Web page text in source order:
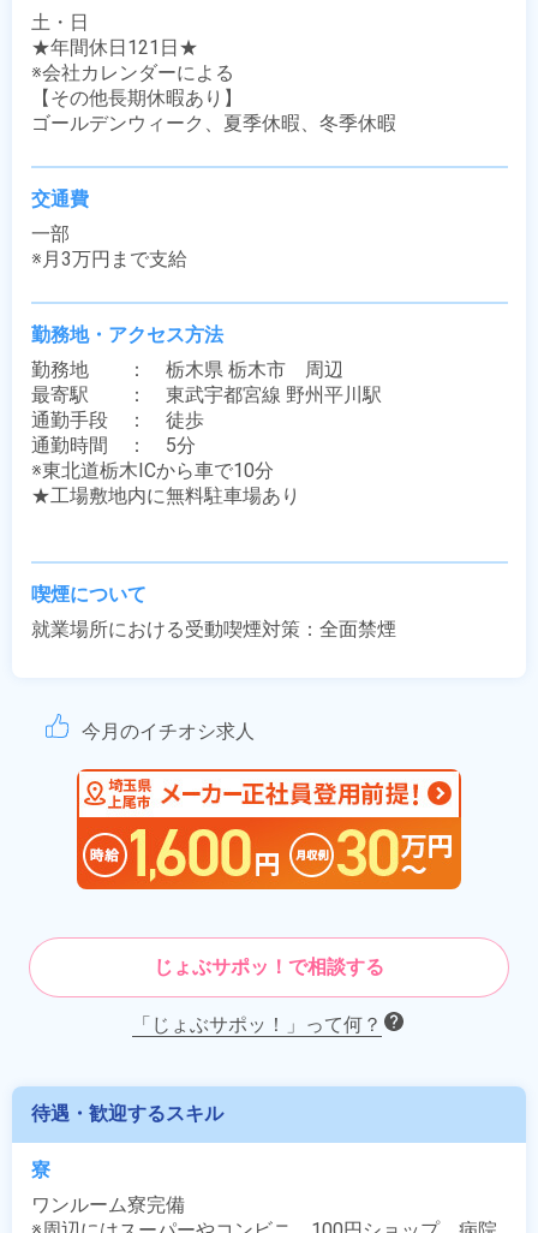
土・日
★年間休日121日★
※会社カレンダーによる
【その他長期休暇あり】
ゴールデンウィーク、夏季休暇、冬季休暇
交通費
一部
※月3万円まで支給
勤務地・アクセス方法
勤務地　　：　栃木県 栃木市　周辺
最寄駅　　：　東武宇都宮線 野州平川駅
通勤手段　：　徒歩
通勤時間　：　5分
※東北道栃木ICから車で10分
★工場敷地内に無料駐車場あり
喫煙について
就業場所における受動喫煙対策：全面禁煙
今月のイチオシ求人
じょぶサポッ！で相談する
「じょぶサポッ！」って何？
待遇・歓迎するスキル
寮
ワンルーム寮完備